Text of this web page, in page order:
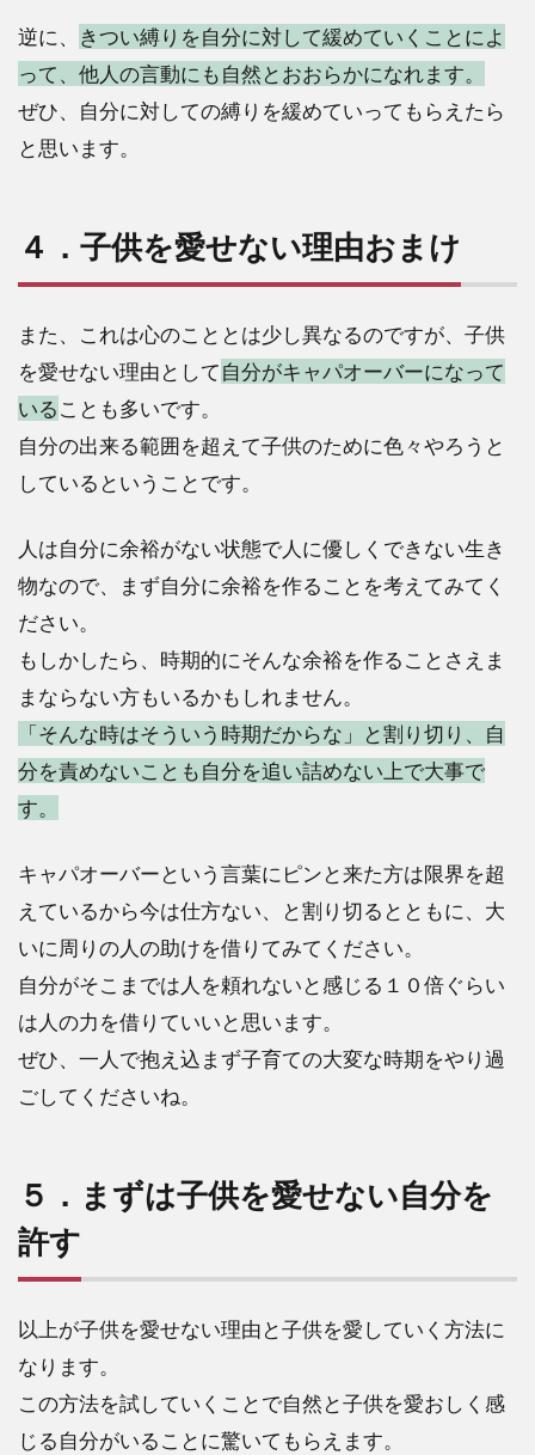
逆に、 きつい縛りを自分に対して緩めていくことによ
って、他人の言動にも自然とおおらかになれます。
ぜひ、自分に対しての縛りを緩めていってもらえたら
と思います。
４．子供を愛せない理由おまけ
また、これは心のこととは少し異なるのですが、子供
を愛せない理由として自分がキャパオーバーになって
いることも多いです。
自分の出来る範囲を超えて子供のために色々やろうと
しているということです。
人は自分に余裕がない状態で人に優しくできない生き
物なので、まず自分に余裕を作ることを考えてみてく
ださい。
もしかしたら、時期的にそんな余裕を作ることさえま
まならない方もいるかもしれません。
「そんな時はそういう時期だからな」と割り切り、自
分を責めないことも自分を追い詰めない上で大事で
す。
キャパオーバーという言葉にピンと来た方は限界を超
えているから今は仕方ない、と割り切るとともに、大
いに周りの人の助けを借りてみてください。
自分がそこまでは人を頼れないと感じる１０倍ぐらい
は人の力を借りていいと思います。
ぜひ、一人で抱え込まず子育ての大変な時期をやり過
ごしてくださいね。
５．まずは子供を愛せない自分を
許す
以上が子供を愛せない理由と子供を愛していく方法に
なります。
この方法を試していくことで自然と子供を愛おしく感
じる自分がいることに驚いてもらえます。